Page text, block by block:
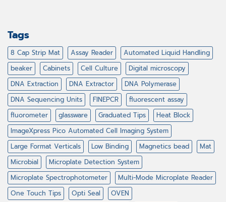
Tags
8 Cap Strip Mat Assay Reader
Automated Liquid Handling
beaker
Cabinets Cell Culture
Digital microscopy
DNA Extraction
DNA Extractor
DNA Polymerase
DNA Sequencing Units
FINEPCR
fluorescent assay
fluorometer
glassware Graduated Tips
Heat Block
ImageXpress Pico Automated Cell Imaging System
Large Format Verticals
Low Binding Magnetics bead
Mat
Microbial
Microplate Detection System
Microplate Spectrophotometer
Multi-Mode Microplate Reader
One Touch Tips
Opti Seal
OVEN